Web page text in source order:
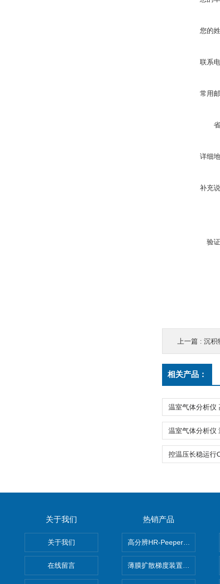
您的
联系
常用
详细
补充
验
上一篇 : 沉积
相关产品：
关于我们
关于我们
在线留言
热销产品
高分辨HR-Peeper采样器孔隙
薄膜扩散梯度装置 Agl DGT